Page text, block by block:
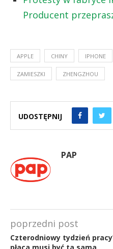
Producent
APPLE CHINY IPHONE
ZAMIESZKI ZHENGZHOU
UDOSTĘPNIJ
PAP
poprzedni post
Czterodniowy tydzień
płaca musi być ta sama